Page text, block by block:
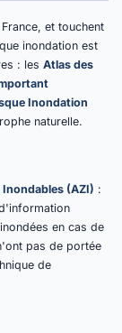
et touchent
inondation est
: les Atlas des
Inondation
naturelle.
Inondables (AZI) :
en cas de
pas de portée
de